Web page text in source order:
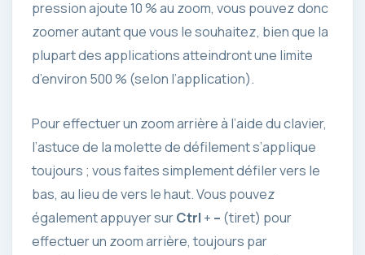
pression ajoute 10 % au zoom, vous pouvez donc
zoomer autant que vous le souhaitez, bien que la
plupart des applications atteindront une limite
d’environ 500 % (selon l’application).
Pour effectuer un zoom arrière à l’aide du clavier,
l’astuce de la molette de défilement s’applique
toujours ; vous faites simplement défiler vers le
bas, au lieu de vers le haut. Vous pouvez
également appuyer surCtrl + – (tiret) pour
effectuer un zoom arrière, toujours par